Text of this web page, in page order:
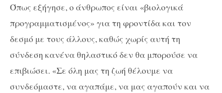
Όπως εξήγησε, ο άνθρωπος είναι «βιολογικά
προγραμματισμένος» για τη φροντίδα και τον
δεσμό με τους άλλους, καθώς χωρίς αυτή τη
σύνδεση κανένα θηλαστικό δεν θα μπορούσε να
επιβιώσει. «Σε όλη μας τη ζωή θέλουμε να
συνδεόμαστε, να αγαπάμε, να μας αγαπούν και να